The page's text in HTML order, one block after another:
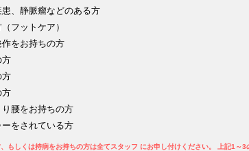
、静脈瘤などのある方
フットケア）
をお持ちの方
方
方
方
腰をお持ちの方
ーをされている方
もしくは持病をお持ちの方は全てスタッフ にお申し付けください。 上記1～